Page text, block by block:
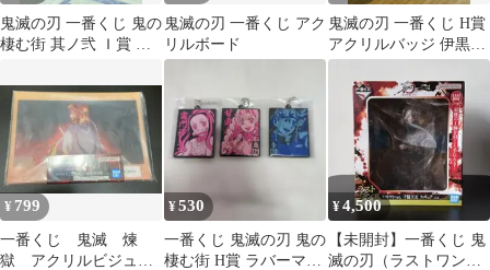
鬼滅の刃 一番くじ 鬼の
棲む街 其ノ弐 Ｉ賞 ミ
鬼滅の刃 一番くじ アク
リルボード
鬼滅の刃 一番くじ H賞
アクリルバッジ 伊黒小
芭内
¥ 799
一番くじ 鬼滅 煉
獄 アクリルビジュア
¥530
一番くじ 鬼滅の刃 鬼の
棲む街 H賞 ラバーマス
¥4,500
【未開封】一番くじ 鬼
滅の刃（ラストワン